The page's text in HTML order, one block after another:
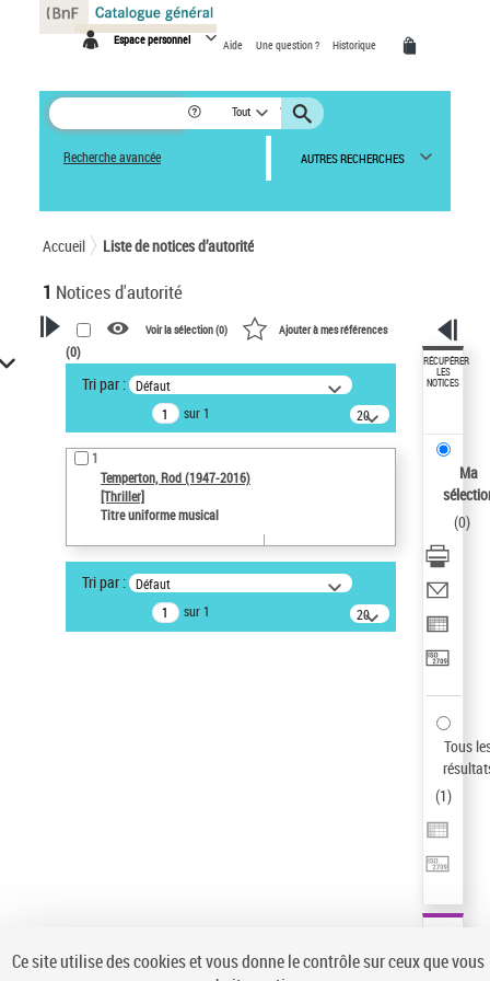
Espace personnel Aide Une question ? Historique
Tout
Recherche avancée AUTRES RECHERCHES
Accueil Liste de notices d’autorité
1 Notices d'autorité
VOTRE RECHERCHE
Recherche avancée dans les
notices d’autorité
Œuvres liées à l'auteur :
Temperton, Rod (1947-2016)
Sauvegarder votre recherche
AFFINER
Type de notice d'autorité
Voir la sélection (0) Ajouter à mes références
(0)
Tri par : Défaut
sur 1
20
résultats/page
1
Temperton, Rod (1947-2016)
[Thriller]
Titre uniforme musical
Tri par : Défaut
sur 1
20
résultats/page
RÉCUPÉRER
LES
NOTICES
Ma
(0)
Tous
(1)
Panneau de gestion des cookies
Ce site utilise des cookies et vous donne le contrôle sur ceux que vous